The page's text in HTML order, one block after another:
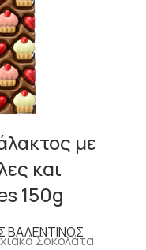
με
και
150g
ΒΑΛΕΝΤΙΝΟΣ
Σοκολάτα